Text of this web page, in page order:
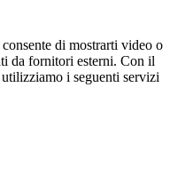
di mostrarti video o
da fornitori esterni. Con il
i seguenti servizi